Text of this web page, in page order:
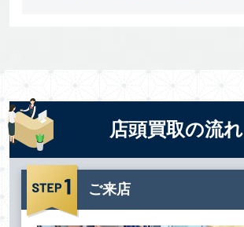
店頭買取の流れ
ご来店